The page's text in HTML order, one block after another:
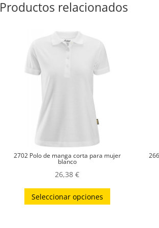
Productos relacionados
2702 Polo de manga corta para mujer
blanco
26,38€
Seleccionar opciones
Este